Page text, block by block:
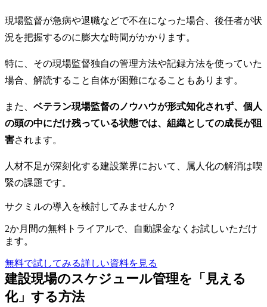
現場監督が急病や退職などで不在になった場合、後任者が状
況を把握するのに膨大な時間がかかります。
特に、その現場監督独自の管理方法や記録方法を使っていた
場合、解読すること自体が困難になることもあります。
また、 ベテラン現場監督のノウハウが形式知化されず、個人
の頭の中にだけ残っている状態では、組織としての成長が阻
害されます。
人材不足が深刻化する建設業界において、属人化の解消は喫
緊の課題です。
サクミルの導入を検討してみませんか？
2か月間の無料トライアルで、自動課金なくお試しいただけ
ます。
無料で試してみる詳しい資料を見る
建設現場のスケジュール管理を「見える
化」する方法